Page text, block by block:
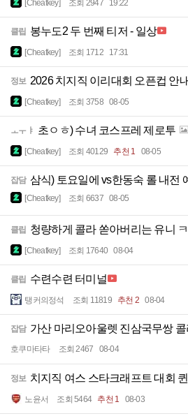
[Cheatkey] 조회 2947 19:22
클립 봉누도2 두 번째 티저 - 일상
[Cheatkey] 조회 1712 17:31
정보 2026 치지직 이리대회 오픈컵 안내
[Cheatkey] 조회 3758 08-05
ㅗㅜㅑ 초ㅇㅎ) 수녀 코스프레 제로투
[Cheatkey] 조회 40129 추천 1 08-05
잡담 삼식) 토요일에 vs한동숙 롤 내전
[Cheatkey] 조회 6637 08-05
클립 청량하게 콜라 쏟아버리는 유니
[Cheatkey] 조회 17640 08-04
클립 수련수련 터미널
탱커의정석 조회 11819 추천 2 08-04
잡담 가산 마리오아울렛 진삼국무쌍 콜
호쿠마타타 조회 2467 08-04
정보 치지직 여스 스타크래프트 대회
노윤서 조회 5464 추천 1 08-03